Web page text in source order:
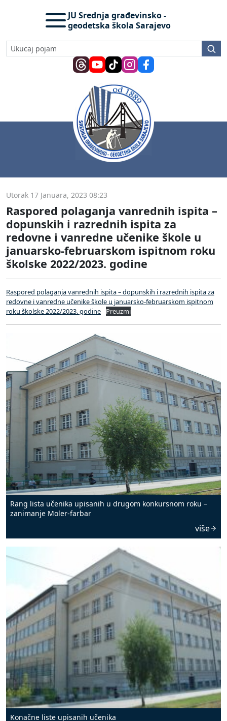
JU Srednja građevinsko -
geodetska škola Sarajevo
Utorak 17 Januara, 2023 08:23
Raspored polaganja vanrednih ispita –
dopunskih i razrednih ispita za
redovne i vanredne učenike škole u
januarsko-februarskom ispitnom roku
školske 2022/2023. godine
Raspored polaganja vanrednih ispita – dopunskih i razrednih ispita za
redovne i vanredne učenike škole u januarsko-februarskom ispitnom
roku školske 2022/2023. godine
Preuzmi
Rang lista učenika upisanih u drugom konkursnom roku –
zanimanje Moler-farbar
više
Konačne liste upisanih učenika